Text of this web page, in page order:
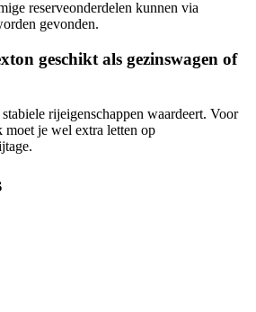
reserveonderdelen kunnen via
gevonden.
geschikt als gezinswagen of
rijeigenschappen waardeert. Voor
je wel extra letten op